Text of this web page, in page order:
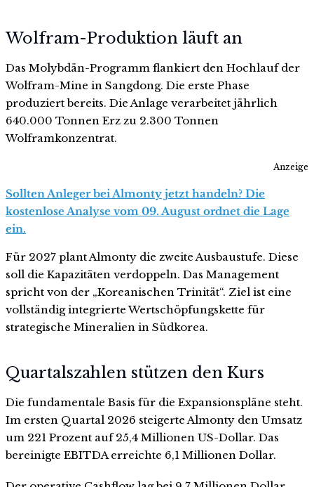
Wolfram-Produktion läuft an
Das Molybdän-Programm flankiert den Hochlauf der
Wolfram-Mine in Sangdong. Die erste Phase
produziert bereits. Die Anlage verarbeitet jährlich
640.000 Tonnen Erz zu 2.300 Tonnen
Wolframkonzentrat.
Anzeige
Sollten Anleger bei Almonty jetzt handeln? Die
kostenlose Analyse vom 09. August ordnet die Lage
ein.
Für 2027 plant Almonty die zweite Ausbaustufe. Diese
soll die Kapazitäten verdoppeln. Das Management
spricht von der „Koreanischen Trinität“. Ziel ist eine
vollständig integrierte Wertschöpfungskette für
strategische Mineralien in Südkorea.
Quartalszahlen stützen den Kurs
Die fundamentale Basis für die Expansionspläne steht.
Im ersten Quartal 2026 steigerte Almonty den Umsatz
um 221 Prozent auf 25,4 Millionen US-Dollar. Das
bereinigte EBITDA erreichte 6,1 Millionen Dollar.